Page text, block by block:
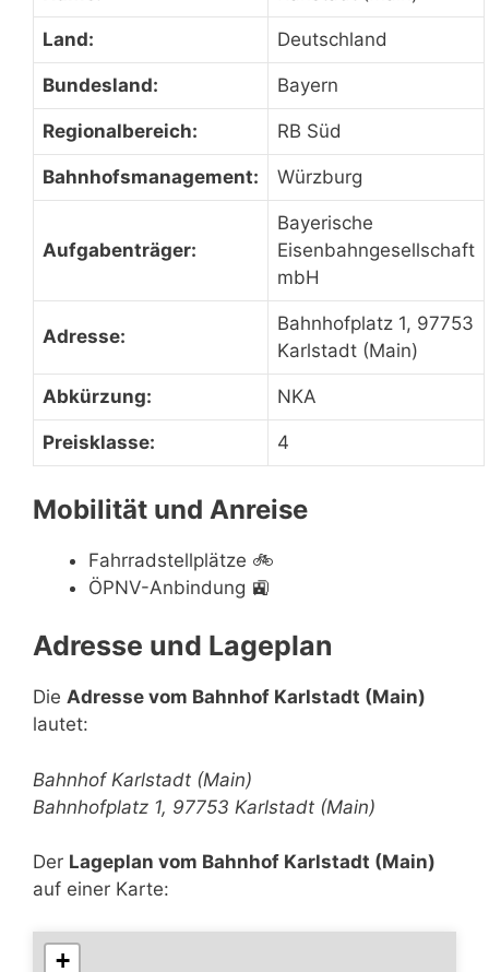
Land: Deutschland
Bundesland: Bayern
Regionalbereich: RB Süd
Bahnhofsmanagement: Würzburg
Aufgabenträger:
Bayerische
Eisenbahngesellschaft
mbH
Adresse:
Bahnhofplatz 1, 97753
Karlstadt (Main)
Abkürzung: NKA
Preisklasse: 4
Mobilität und Anreise
Fahrradstellplätze 🚲
ÖPNV-Anbindung 🚉
Adresse und Lageplan
Die Adresse vom Bahnhof Karlstadt (Main)
lautet:
Bahnhof Karlstadt (Main)
Bahnhofplatz 1, 97753 Karlstadt (Main)
Der Lageplan vom Bahnhof Karlstadt (Main)
auf einer Karte:
+